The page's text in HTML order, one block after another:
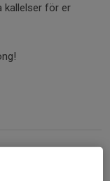
kallelser för er